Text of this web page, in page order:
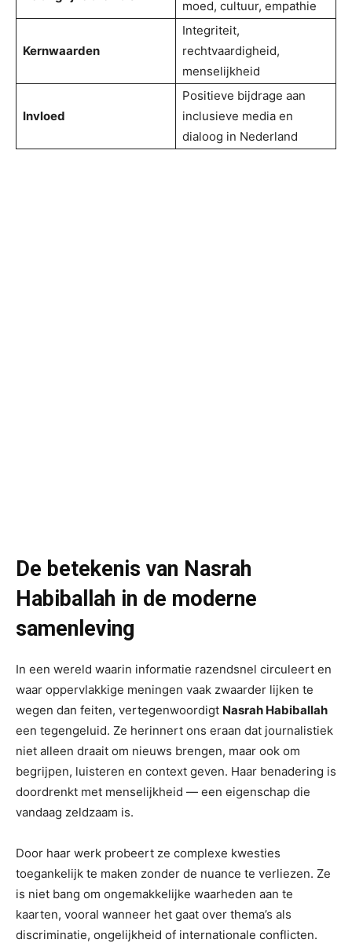
moed, cultuur, empathie
Kernwaarden
Integriteit,
rechtvaardigheid,
menselijkheid
Invloed
Positieve bijdrage aan
inclusieve media en
dialoog in Nederland
De betekenis van Nasrah
Habiballah in de moderne
samenleving
In een wereld waarin informatie razendsnel circuleert en
waar oppervlakkige meningen vaak zwaarder lijken te
wegen dan feiten, vertegenwoordigt Nasrah Habiballah
een tegengeluid. Ze herinnert ons eraan dat journalistiek
niet alleen draait om nieuws brengen, maar ook om
begrijpen, luisteren en context geven. Haar benadering is
doordrenkt met menselijkheid — een eigenschap die
vandaag zeldzaam is.
Door haar werk probeert ze complexe kwesties
toegankelijk te maken zonder de nuance te verliezen. Ze
is niet bang om ongemakkelijke waarheden aan te
kaarten, vooral wanneer het gaat over thema’s als
discriminatie, ongelijkheid of internationale conflicten.